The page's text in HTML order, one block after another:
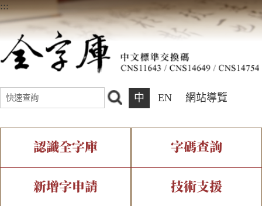
:::
中 EN 網站導覽
認識全字庫
全字庫介紹 全字庫現況
字碼查詢
IDS查詢 部件查詢
新增字申請 技術支援